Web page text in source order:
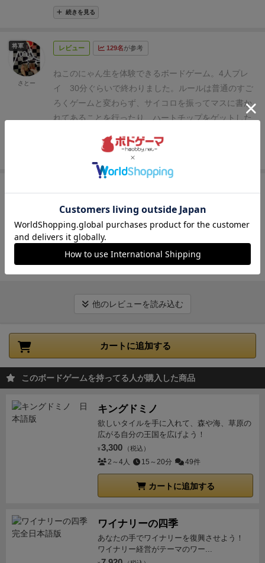
カードを出して進む
できる。レギュラーかショートで変えられる。レギュ
ラーは目の数、ショートはシルバーシーズン以降と同
じ。 みたいな動かし方の方が、戦略性や猫の人生を一
緒に見守ってる感があって良かったと思いました。コ
ンセプトは最強でしたが、ゲーム性がただの運ゲーに
なってしまったのが極めて惜しい！マスの進め方のデ
＜ うにゃ〜！ママが死んで淋しいにゃ…。独りで野
良ってひもじいにゃ…。ボクをこのお家に置いて欲し
(´•⁠ω•⁠`) ＜ ごめんなさい。ボク犬派です。
ゃ〜！こいつ引っ掻きやがった！
ちの思いが1マス1マスに代弁されているように感じ
て、すごく感動しました。
と暮らしている友達にもプレゼントする予定です。
続きを見る
レビュー 129名が参考
ねこのにゃん生を体験できるボードゲーム。 4人プレ
イ 30分ぐらいで終わりました。
ルールは普通のすご
ろくゲームと変わらず、サイコロを振ってマスに書か
れてあることを行ったり、ハートチップをゲットした
にゃん生が4フェーズに分かれており、
ねこシーズン、おとなシーズン、シニアシーズン、に
ゃん生ゴールがありシニアシーズンでは病院フェーズ
も。笑しっかり虹の橋を渡るところまでプレイしま
す。最後はほんとに寂しくなりました。笑
将軍
さとー
可愛い猫の木ゴマとマスに書かれた感動の物語がプレ
イをより一層世界観を感じやすくさせてくれ、他には
ない没入感のあるすごろくです。
続きを見る
ケンタ 人狼
コロシアム |
タイパ至上主
他のレビューを読み込む
カートに追加する
このボードゲームを持ってる人が購入した商品
キングドミノ
欲しいタイルを手に入れて、森や海、草原の
広がる自分の王国を広げよう！
¥ 3,300 （税込）
2～4人 15～20分 49件
カートに追加する
ワイナリーの四季
あなたの手でワイナリーを復興させよう！
ワイナリー経営がテーマのワー...